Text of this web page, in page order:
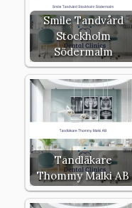
Smile Tandvård
Stockholm
Södermalm
Tandläkare
Thommy Malki AB